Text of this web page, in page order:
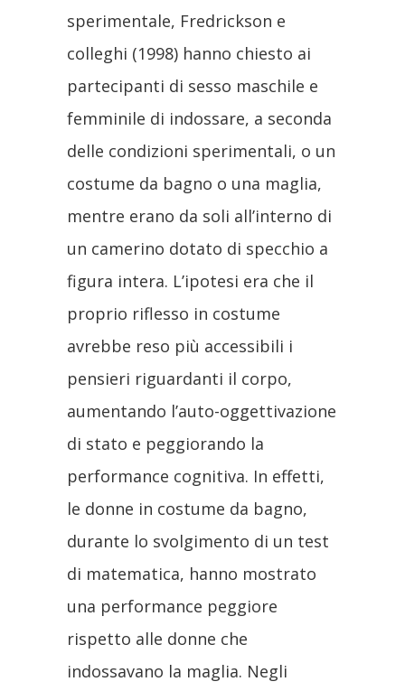
sperimentale, Fredrickson e
colleghi (1998) hanno chiesto ai
partecipanti di sesso maschile e
femminile di indossare, a seconda
delle condizioni sperimentali, o un
costume da bagno o una maglia,
mentre erano da soli all’interno di
un camerino dotato di specchio a
figura intera. L’ipotesi era che il
proprio riflesso in costume
avrebbe reso più accessibili i
pensieri riguardanti il corpo,
aumentando l’auto-oggettivazione
di stato e peggiorando la
performance cognitiva. In effetti,
le donne in costume da bagno,
durante lo svolgimento di un test
di matematica, hanno mostrato
una performance peggiore
rispetto alle donne che
indossavano la maglia. Negli